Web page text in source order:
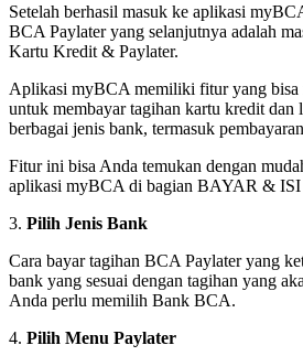
Setelah berhasil masuk ke aplikasi
BCA Paylater yang selanjutnya adalah
Kartu Kredit & Paylater.
Aplikasi myBCA memiliki fitur yang bisa
untuk membayar tagihan kartu kredit dan
berbagai jenis bank, termasuk
Fitur ini bisa Anda temukan dengan
aplikasi myBCA di bagian BAYAR &
3. Pilih Jenis Bank
Cara bayar tagihan BCA Paylater yang
bank yang sesuai dengan tagihan yang
Anda perlu memilih Bank BCA.
4. Pilih Menu Paylater